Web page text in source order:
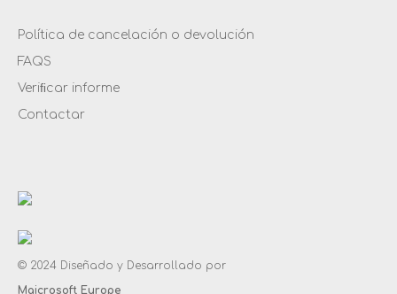
Política de cancelación o devolución
FAQS
Veriﬁcar informe
Contactar
© 2024 Diseñado y Desarrollado por
Maicrosoft Europe